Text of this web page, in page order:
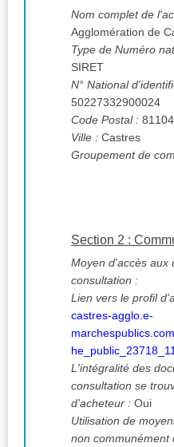
Nom complet de
Agglomération de
Type de Numéro
SIRET
N° National
50227332900024
Code Postal : 81104
Ville : Castres
Groupement de
Section 2 :
Moyen d'accès aux
consultation :
Lien vers le profil
castres-agglo.e-
L'intégralité des
consultation se
d'acheteur : Oui
Utilisation de
non communément